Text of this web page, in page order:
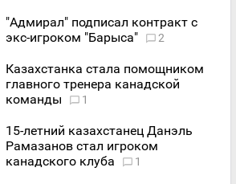
"Адмирал" подписал контракт с
экс-игроком "Барыса"
2
Казахстанка стала помощником
главного тренера канадской
команды
1
15-летний казахстанец Данэль
Рамазанов стал игроком
канадского клуба
1